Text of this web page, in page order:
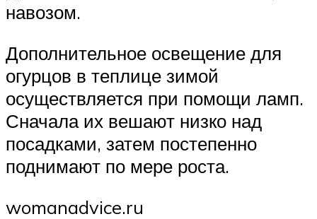
навозом.
Дополнительное освещение для
огурцов в теплице зимой
осуществляется при помощи ламп.
Сначала их вешают низко над
посадками, затем постепенно
поднимают по мере роста.
womanadvice.ru